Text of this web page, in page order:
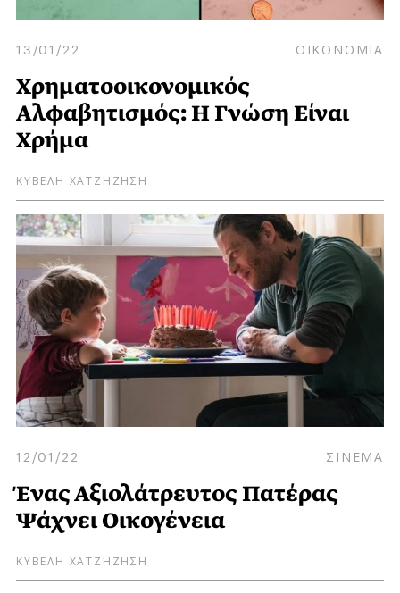
13/01/22 ΟΙΚΟΝΟΜΙΑ
Χρηματοοικονομικός
Αλφαβητισμός: Η Γνώση Είναι
Χρήμα
ΚΥΒΕΛΗ ΧΑΤΖΗΖΗΣΗ
12/01/22 ΣΙΝΕΜΑ
Ένας Αξιολάτρευτος Πατέρας
Ψάχνει Οικογένεια
ΚΥΒΕΛΗ ΧΑΤΖΗΖΗΣΗ